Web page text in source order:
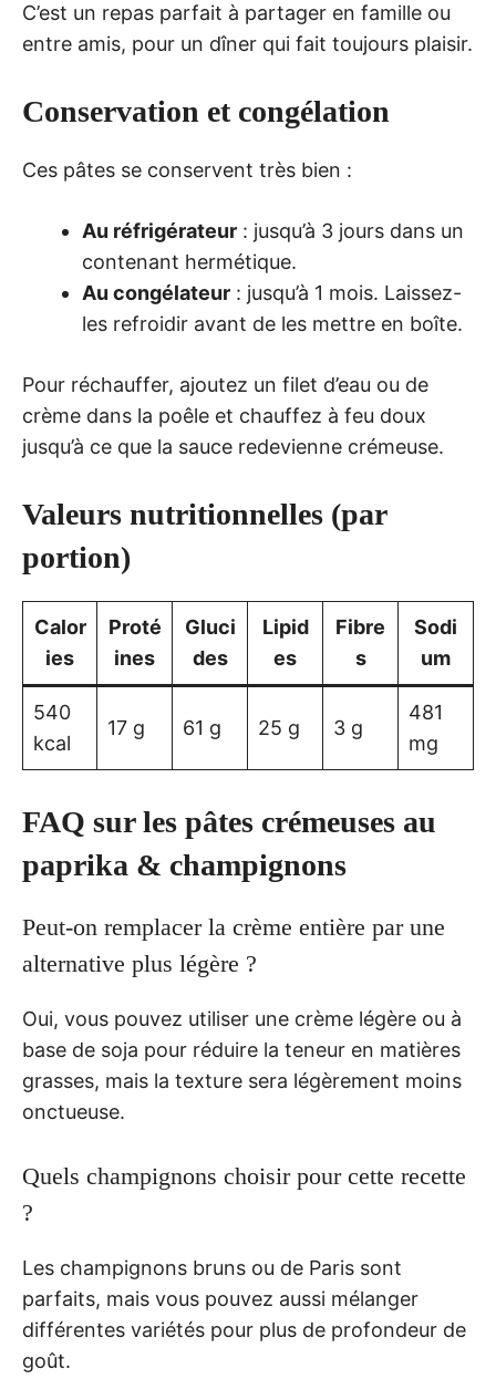
C’est un repas parfait à partager en famille ou
entre amis, pour un dîner qui fait toujours plaisir.
Conservation et congélation
Ces pâtes se conservent très bien :
Au réfrigérateur : jusqu’à 3 jours dans un
contenant hermétique.
Au congélateur : jusqu’à 1 mois. Laissez-
les refroidir avant de les mettre en boîte.
Pour réchauffer, ajoutez un filet d’eau ou de
crème dans la poêle et chauffez à feu doux
jusqu’à ce que la sauce redevienne crémeuse.
Valeurs nutritionnelles (par
portion)
Calor
ies
Proté
ines
Gluci
des
Lipid
es
Fibre
s
Sodi
um
540
kcal
17 g 61 g 25 g 3 g
481
mg
FAQ sur les pâtes crémeuses au
paprika & champignons
Peut-on remplacer la crème entière par une
alternative plus légère ?
Oui, vous pouvez utiliser une crème légère ou à
base de soja pour réduire la teneur en matières
grasses, mais la texture sera légèrement moins
onctueuse.
Quels champignons choisir pour cette recette
?
Les champignons bruns ou de Paris sont
parfaits, mais vous pouvez aussi mélanger
différentes variétés pour plus de profondeur de
goût.